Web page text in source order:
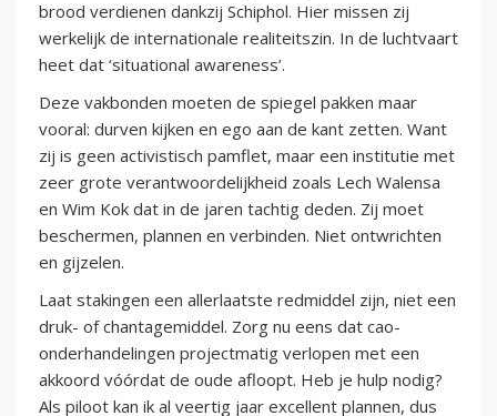
brood verdienen dankzij Schiphol. Hier missen zij
werkelijk de internationale realiteitszin. In de luchtvaart
heet dat ‘situational awareness’.
Deze vakbonden moeten de spiegel pakken maar
vooral: durven kijken en ego aan de kant zetten. Want
zij is geen activistisch pamflet, maar een institutie met
zeer grote verantwoordelijkheid zoals Lech Walensa
en Wim Kok dat in de jaren tachtig deden. Zij moet
beschermen, plannen en verbinden. Niet ontwrichten
en gijzelen.
Laat stakingen een allerlaatste redmiddel zijn, niet een
druk- of chantagemiddel. Zorg nu eens dat cao-
onderhandelingen projectmatig verlopen met een
akkoord vóórdat de oude afloopt. Heb je hulp nodig?
Als piloot kan ik al veertig jaar excellent plannen, dus